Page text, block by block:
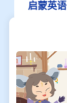
启蒙英语